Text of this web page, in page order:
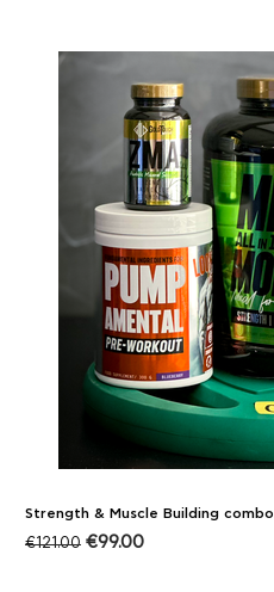
Strength & Muscle Building combo
€121.00 €99.00